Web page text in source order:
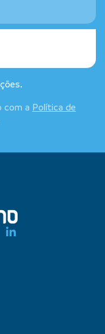
com a Política de